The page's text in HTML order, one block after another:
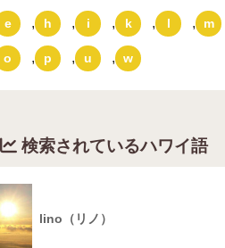
e , h , i , k , l , m
o , p , u , w
検索されているハワイ語
lino（リノ）